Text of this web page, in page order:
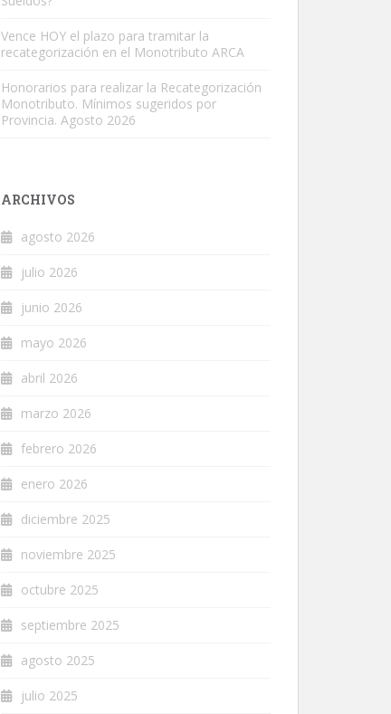
Vence HOY el plazo para tramitar la
recategorización en el Monotributo ARCA
Honorarios para realizar la Recategorización
Monotributo. Mínimos sugeridos por
Provincia. Agosto 2026
ARCHIVOS
agosto 2026
julio 2026
junio 2026
mayo 2026
abril 2026
marzo 2026
febrero 2026
enero 2026
diciembre 2025
noviembre 2025
octubre 2025
septiembre 2025
agosto 2025
julio 2025